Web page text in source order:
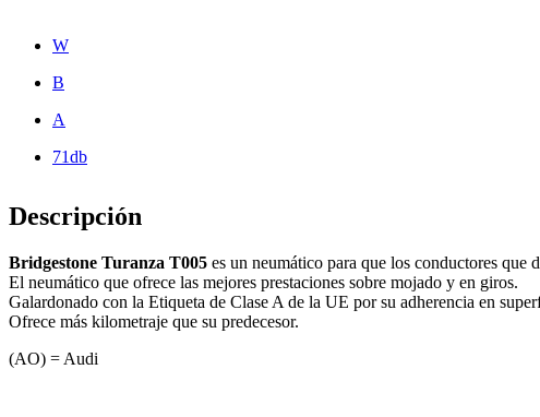
W
B
A
71db
Descripción
Bridgestone Turanza T005 es un neumático para que los conductores que
El neumático que ofrece las mejores prestaciones sobre mojado y en giros.
Galardonado con la Etiqueta de Clase A de la UE por su adherencia en
Ofrece más kilometraje que su predecesor.
(AO) = Audi